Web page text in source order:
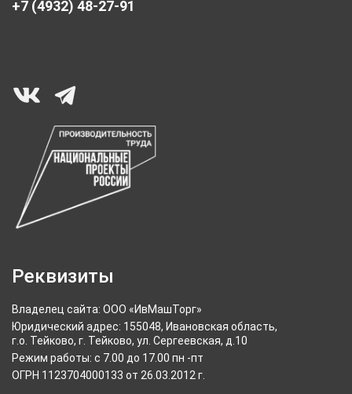
+7 (4932) 48-27-91
Реквизиты
Владелец сайта: ООО «ИвМашТорг»
Юридический адрес: 155048, Ивановская область,
г.о. Тейково, г. Тейково, ул. Сергеевская, д.10
Режим работы: с 7.00 до 17.00 пн -пт
ОГРН 1123704000133 от 26.03.2012 г.